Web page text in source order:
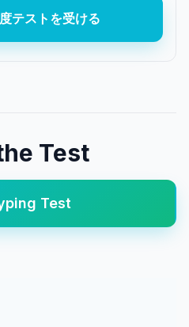
テストを受ける
Test
Test